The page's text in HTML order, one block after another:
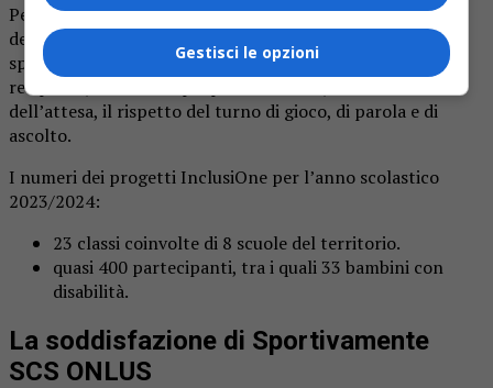
Per raggiungere l’obiettivo Inclusione, Sportivamente ha
delineato altri micro-obiettivi quali l’autonomia nello
spogliatoio e nelle attività, il miglioramento dell’aiuto
reciproco, la cura del proprio materiale, la tolleranza
dell’attesa, il rispetto del turno di gioco, di parola e di
ascolto.
I numeri dei progetti InclusiOne per l’anno scolastico
2023/2024:
23 classi coinvolte di 8 scuole del territorio.
quasi 400 partecipanti, tra i quali 33 bambini con
disabilità.
La soddisfazione di Sportivamente
SCS ONLUS
Gestisci le opzioni